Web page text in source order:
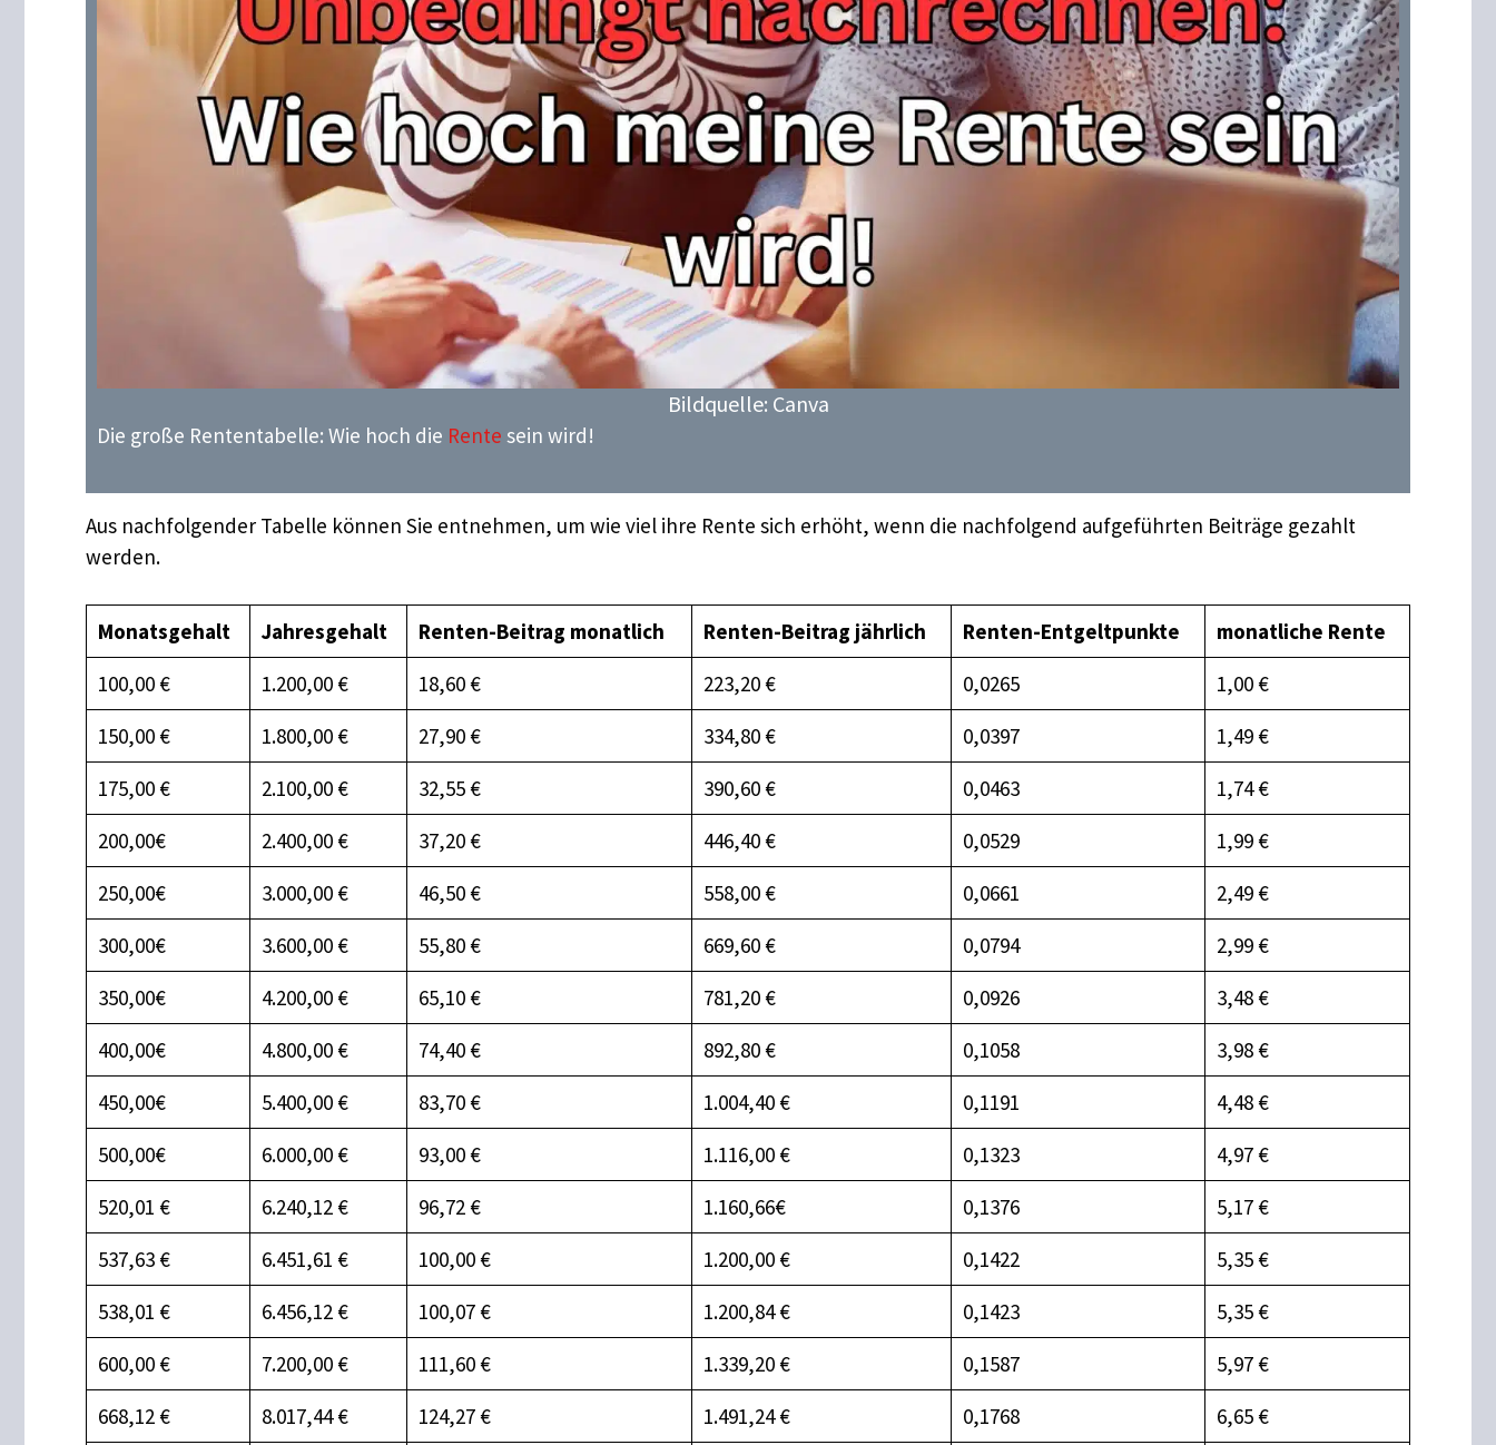
Bildquelle: Canva
Die große Rententabelle: Wie hoch die Rente sein wird!
Aus nachfolgender Tabelle können Sie entnehmen, um wie viel ihre Rente sich erhöht, wenn die nachfolgend aufgeführten Beiträge gezahlt
werden.
Monatsgehalt Jahresgehalt Renten-Beitrag monatlich Renten-Beitrag jährlich Renten-Entgeltpunkte
monatliche Rente
100,00 €
1.200,00 € 18,60 € 223,20 € 0,0265
1,00 €
150,00 €
1.800,00 € 27,90 € 334,80 € 0,0397
1,49 €
175,00 €
2.100,00 € 32,55 € 390,60 € 0,0463
1,74 €
200,00€
2.400,00 € 37,20 € 446,40 € 0,0529
1,99 €
250,00€
3.000,00 € 46,50 € 558,00 € 0,0661
2,49 €
300,00€
3.600,00 € 55,80 € 669,60 € 0,0794
2,99 €
350,00€
4.200,00 € 65,10 € 781,20 € 0,0926
3,48 €
400,00€
4.800,00 € 74,40 € 892,80 € 0,1058
3,98 €
450,00€
5.400,00 € 83,70 € 1.004,40 € 0,1191
4,48 €
500,00€
6.000,00 € 93,00 € 1.116,00 € 0,1323
4,97 €
520,01 €
6.240,12 € 96,72 € 1.160,66€ 0,1376
5,17 €
537,63 €
6.451,61 € 100,00 € 1.200,00 € 0,1422
5,35 €
538,01 €
6.456,12 € 100,07 € 1.200,84 € 0,1423
5,35 €
600,00 €
7.200,00 € 111,60 € 1.339,20 € 0,1587
5,97 €
668,12 €
8.017,44 € 124,27 € 1.491,24 € 0,1768 6,65 €